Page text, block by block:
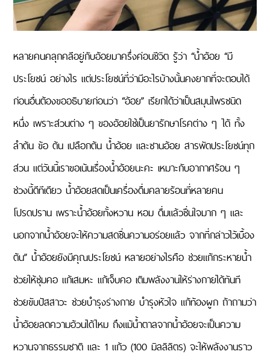
หลายคนคลุกคลีอยู่กับอ้อยมาครึ่งค่อนชีวิต รู้ว่า “น้ำอ้อย “มี
ประโยชน์ อย่างไร แต่ประโยชน์ที่ว่ามีอะไรบ้างนั้นคงยากที่จะตอบได้
ก่อนอื่นต้องขออธิบายก่อนว่า “อ้อย” เรียกได้ว่าเป็นสมุนไพรชนิด
หนึ่ง เพราะส่วนต่าง ๆ ของอ้อยใช้เป็นยารักษาโรคต่าง ๆ ได้ ทั้ง
ลำต้น ข้อ ต้น เปลือกต้น น้ำอ้อย และชานอ้อย สารพัดประโยชน์ทุก
ส่วน แต่วันนี้เราขอเน้นเรื่องน้ำอ้อยนะคะ เหมาะกับอากาศร้อน ๆ
ช่วงนี้ดีทีเดียว น้ำอ้อยสดเป็นเครื่องดื่มคลายร้อนที่หลายคน
โปรดปราน เพราะน้ำอ้อยทั้งหวาน หอม ดื่มแล้วชื่นใจมาก ๆ และ
นอกจากน้ำอ้อยจะให้ความสดชื่นความอร่อยแล้ว จากที่กล่าวไว้เบื้อง
ต้น” น้ำอ้อยยังมีคุณประโยชน์ หลายอย่างไรคือ ช่วยแก้กระหายน้ำ
ช่วยให้ชุ่มคอ แก้เสมหะ แก้เจ็บคอ เติมพลังงานให้ร่างกายได้ทันที
ช่วยขับปัสสาวะ ช่วยบำรุงร่างกาย บำรุงหัวใจ แก้ท้องผูก ถ้าถามว่า
น้ำอ้อยลดความอ้วนได้ไหม ถึงแม้น้ำตาลจากน้ำอ้อยจะเป็นความ
หวานจากธรรมชาติ และ 1 แก้ว (100 มิลลิลิตร) จะให้พลังงานราว